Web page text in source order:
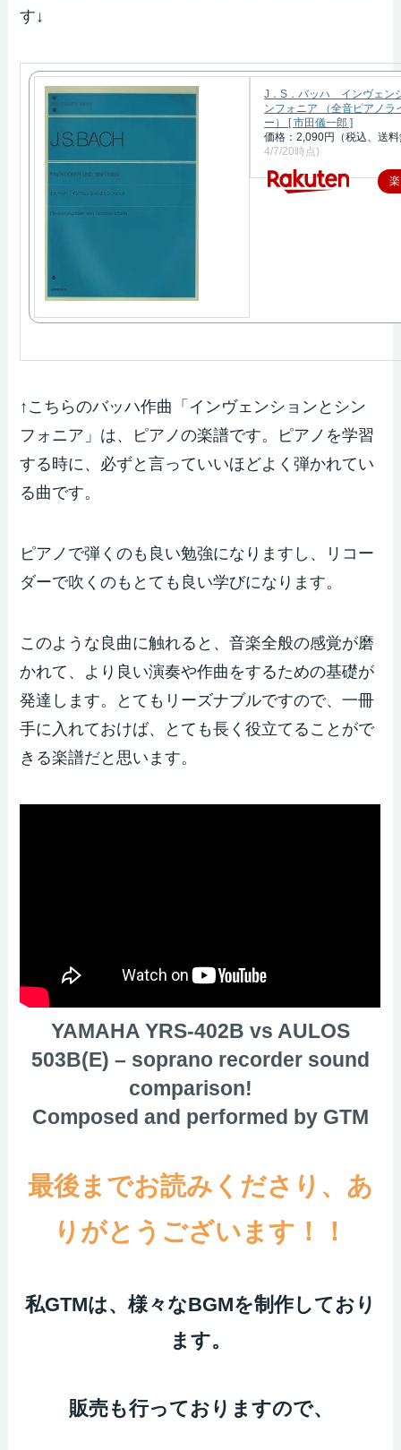
す↓
J．S．バッハ インヴェン
ンフォニア （全音ピアノラ
ー） [ 市田儀一郎 ]
価格：2,090円（税込、送
4/7/20時点)
↑こちらのバッハ作曲「インヴェンションとシン
フォニア」は、ピアノの楽譜です。ピアノを学習
する時に、必ずと言っていいほどよく弾かれてい
る曲です。
ピアノで弾くのも良い勉強になりますし、リコー
ダーで吹くのもとても良い学びになります。
このような良曲に触れると、音楽全般の感覚が磨
かれて、より良い演奏や作曲をするための基礎が
発達します。とてもリーズナブルですので、一冊
手に入れておけば、とても長く役立てることがで
きる楽譜だと思います。
YAMAHA YRS-402B vs AULOS
503B(E) – soprano recorder sound
comparison!
Composed and performed by GTM
最後までお読みくださり、あ
りがとうございます！！
私GTMは、様々なBGMを制作しており
ます。
販売も行っておりますので、